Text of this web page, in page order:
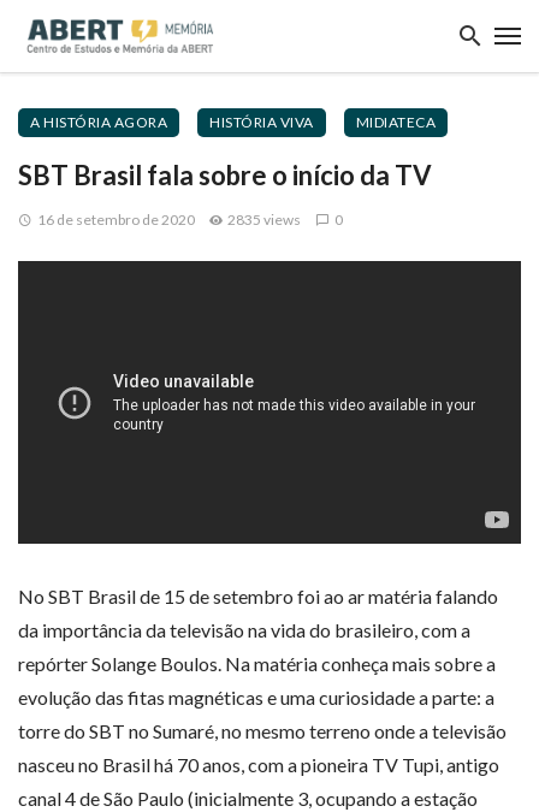
A HISTÓRIA AGORA HISTÓRIA VIVA MIDIATECA
SBT Brasil fala sobre o início da TV
16 de setembro de 2020 2835 views 0
No SBT Brasil de 15 de setembro foi ao ar matéria falando
da importância da televisão na vida do brasileiro, com a
repórter Solange Boulos. Na matéria conheça mais sobre a
evolução das fitas magnéticas e uma curiosidade a parte: a
torre do SBT no Sumaré, no mesmo terreno onde a televisão
nasceu no Brasil há 70 anos, com a pioneira TV Tupi, antigo
canal 4 de São Paulo (inicialmente 3, ocupando a estação